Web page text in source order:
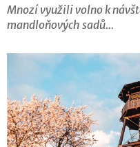
Mnozí využili volno k
mandloňových sadů...